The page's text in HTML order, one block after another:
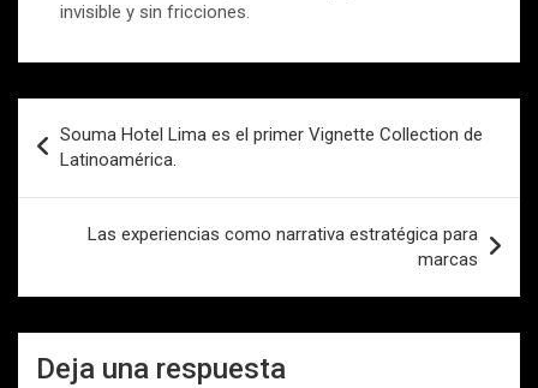
invisible y sin fricciones.
de
entradas
Souma Hotel Lima es el primer Vignette Collection de
Latinoamérica.
Las experiencias como narrativa estratégica para
marcas
Deja una respuesta